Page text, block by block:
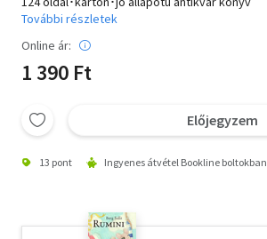
További részletek
Online ár:
1 390 Ft
Előjegyzem
13 pont Ingyenes átvétel Bookline boltokban